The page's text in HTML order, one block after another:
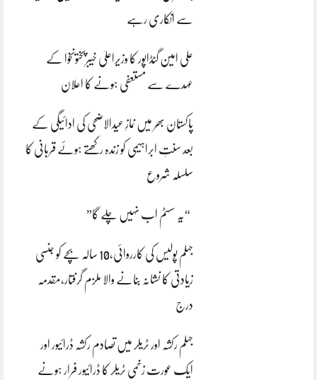
سے انکاری رہے
علی امین گنڈاپور کا وزیراعلیٰ خیبرپختونخوا کے
عہدے سے مستعفی ہونے کا اعلان
پاکستان بھر میں نمازِ عیدالاضحی کی ادائیگی کے
بعد سنتِ ابراہیمی کو زندہ رکھتے ہوئے قربانی کا
سلسلہ شروع
“یہ سسٹم اب نہیں چلے گا”
جہلم پولیس کی کارروائی،10 سالہ بچے کو جنسی
زیادتی کا نشانہ بنانے والا ملزم گرفتار،مقدمہ
درج
جہلم رکشہ اور ٹریلر میں تصادم رکشہ ڈرائیور اور
ایک عورت زخمی ٹریلر کا ڈرائیور فرار ہونے